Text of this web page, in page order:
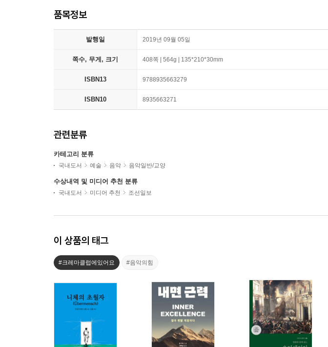
품목정보
발행일 2019년 09월 05일
쪽수, 무게, 크기 408쪽 | 564g | 135*210*30mm
ISBN13 9788935663279
ISBN10 8935663271
관련분류
카테고리 분류
국내도서 예술 음악 음악일반/교양
수상내역 및 미디어 추천 분류
국내도서 미디어 추천 조선일보
이 상품의 태그
#크레마클럽에있어요 #음악의힘